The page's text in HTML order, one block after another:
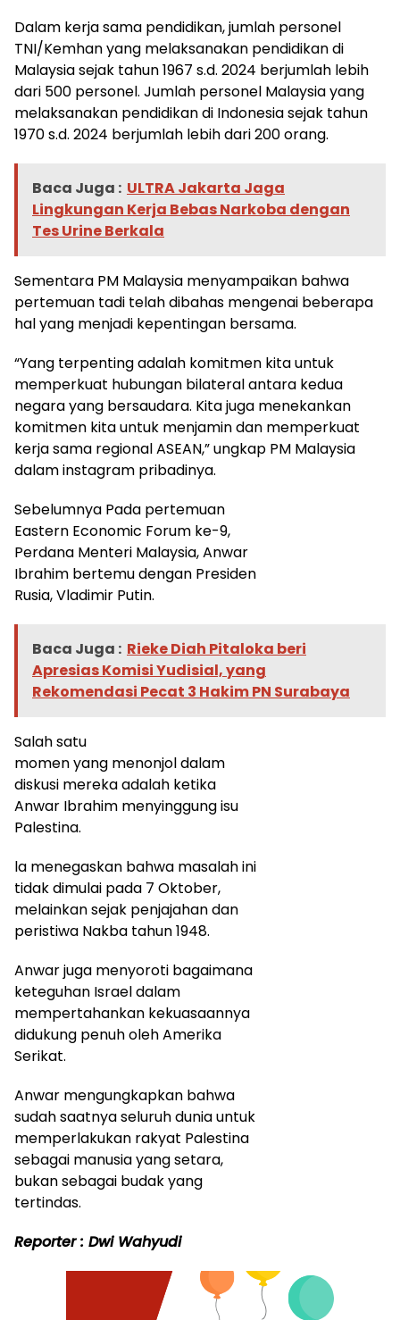
Dalam kerja sama pendidikan, jumlah personel
TNI/Kemhan yang melaksanakan pendidikan di
Malaysia sejak tahun 1967 s.d. 2024 berjumlah lebih
dari 500 personel. Jumlah personel Malaysia yang
melaksanakan pendidikan di Indonesia sejak tahun
1970 s.d. 2024 berjumlah lebih dari 200 orang.
Baca Juga : ULTRA Jakarta Jaga
Lingkungan Kerja Bebas Narkoba dengan
Tes Urine Berkala
Sementara PM Malaysia menyampaikan bahwa
pertemuan tadi telah dibahas mengenai beberapa
hal yang menjadi kepentingan bersama.
“Yang terpenting adalah komitmen kita untuk
memperkuat hubungan bilateral antara kedua
negara yang bersaudara. Kita juga menekankan
komitmen kita untuk menjamin dan memperkuat
kerja sama regional ASEAN,” ungkap PM Malaysia
dalam instagram pribadinya.
Sebelumnya Pada pertemuan
Eastern Economic Forum ke-9,
Perdana Menteri Malaysia, Anwar
Ibrahim bertemu dengan Presiden
Rusia, Vladimir Putin.
Baca Juga : Rieke Diah Pitaloka beri
Apresias Komisi Yudisial, yang
Rekomendasi Pecat 3 Hakim PN Surabaya
Salah satu
momen yang menonjol dalam
diskusi mereka adalah ketika
Anwar Ibrahim menyinggung isu
Palestina.
la menegaskan bahwa masalah ini
tidak dimulai pada 7 Oktober,
melainkan sejak penjajahan dan
peristiwa Nakba tahun 1948.
Anwar juga menyoroti bagaimana
keteguhan Israel dalam
mempertahankan kekuasaannya
didukung penuh oleh Amerika
Serikat.
Anwar mengungkapkan bahwa
sudah saatnya seluruh dunia untuk
memperlakukan rakyat Palestina
sebagai manusia yang setara,
bukan sebagai budak yang
tertindas.
Reporter : Dwi Wahyudi